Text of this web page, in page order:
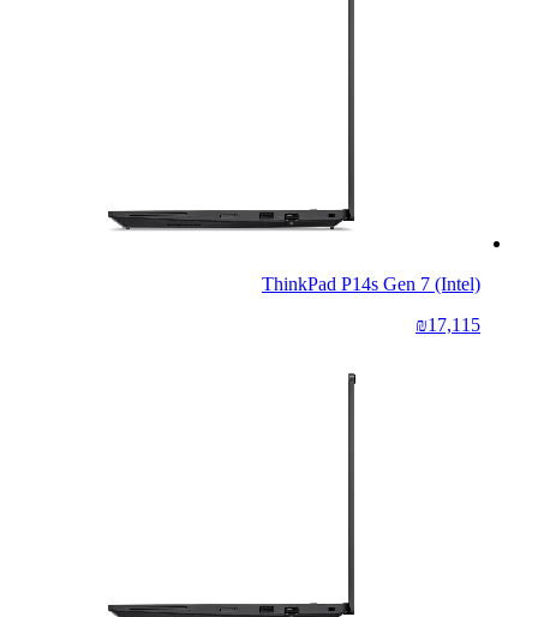
ThinkPad P14s Gen 7 (Intel)
₪17,115